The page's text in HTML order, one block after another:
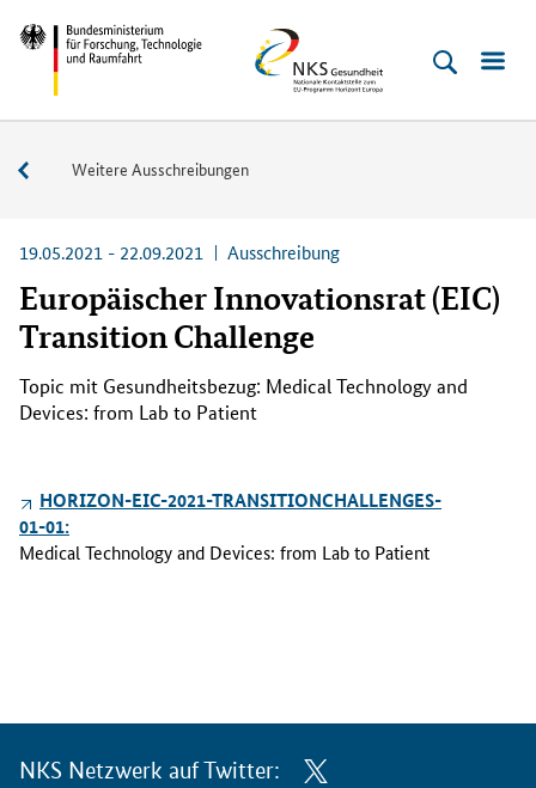
Direkt
zum
Inhalt
(Eingabetaste)
Direkt
zum
Hauptmenu
(Eingabetaste)
Direkt
zur
Suche
(Eingabetaste)
Direkt
zur
Fußleiste
(Enter)
Bundesministerium
und
NKS
Gesundheit
Aktuelle
Weitere Ausschreibungen
19.05.2021 - 22.09.2021 Ausschreibung
Europäischer Innovationsrat (EIC)
Transition Challenge
Topic mit Gesundheitsbezug: Medical Technology and
Devices: from Lab to Patient
HORIZON-EIC-2021-TRANSITIONCHALLENGES-
01-01:
Medical Technology and Devices: from Lab to Patient
NKS Netzwerk auf Twitter: